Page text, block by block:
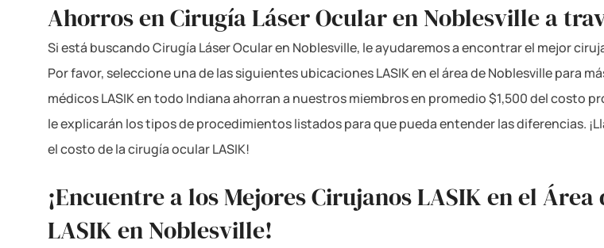
Ahorros en Cirugía Láser Ocular en Noblesville a
Si está buscando Cirugía Láser Ocular en Noblesville, le ayudaremos a encontrar el mejor
Por favor, seleccione una de las siguientes ubicaciones LASIK en el área de Noblesville para
médicos LASIK en todo Indiana ahorran a nuestros miembros en promedio $1,500 del costo
le explicarán los tipos de procedimientos listados para que pueda entender las diferencias.
el costo de la cirugía ocular LASIK!
¡Encuentre a los Mejores Cirujanos LASIK en el
LASIK en Noblesville!